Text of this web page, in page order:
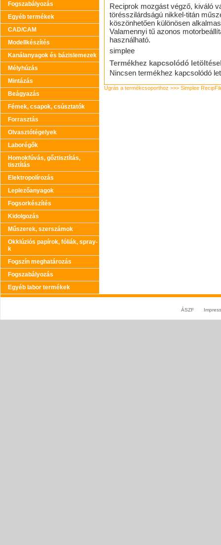
Fogszabályozás
Egyéb termékek
CAD/CAM
Modellkészítés
Kanálanyagok és bázislemezek
Mélyhúzás
Mintázás
Beágyazás
Fémek, csapok, csúsztatók
Forrasztás
Olvasztótégelyek
Laborégők
Homokfúvás, gőztisztítás,
tisztítás
Elektropolírozás
Leplezőanyagok
Fogsorkészítés
Kidolgozás
Műszerek, szerszámok
Okklúziós papírok, fóliák, spray-
k
Fogszín meghatározás
Fogszabályozás
Egyéb labor termékek
Reciprok mozgást végző, kiváló
törésszilárdságú nikkel-titán
köszönhetően különösen
Valamennyi tű azonos
használható.
simplee
Termékhez kapcsolódó
Nincsen termékhez kapcsolódó
Ugrás a termékcsoporthoz >>> Simplee
ÁSZF